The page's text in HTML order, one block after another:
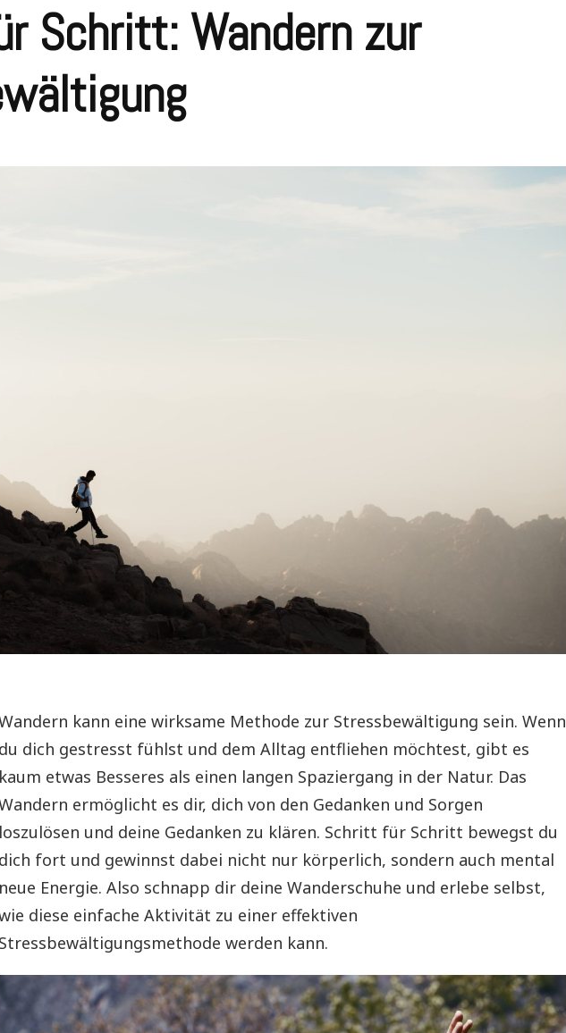
Schritt: Wandern zur
kann eine wirksame Methode zur Stressbewältigung sein. Wenn
du dich gestresst fühlst und dem Alltag entfliehen möchtest, gibt es
kaum etwas Besseres als einen langen Spaziergang in der Natur. Das
ermöglicht es dir, dich von den Gedanken und Sorgen
loszulösen und deine Gedanken zu klären. Schritt für Schritt bewegst du
dich fort und gewinnst dabei nicht nur körperlich, sondern auch mental
neue Energie. Also schnapp dir deine Wanderschuhe und erlebe selbst,
diese einfache Aktivität zu einer effektiven
Stressbewältigungsmethode werden kann.